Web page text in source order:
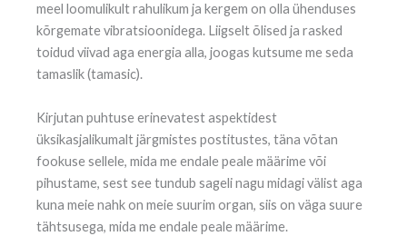
meel loomulikult rahulikum ja kergem on olla ühenduses
kõrgemate vibratsioonidega. Liigselt õlised ja rasked
toidud viivad aga energia alla, joogas kutsume me seda
tamaslik (tamasic).
Kirjutan puhtuse erinevatest aspektidest
üksikasjalikumalt järgmistes postitustes, täna võtan
fookuse sellele, mida me endale peale määrime või
pihustame, sest see tundub sageli nagu midagi välist aga
kuna meie nahk on meie suurim organ, siis on väga suure
tähtsusega, mida me endale peale määrime.